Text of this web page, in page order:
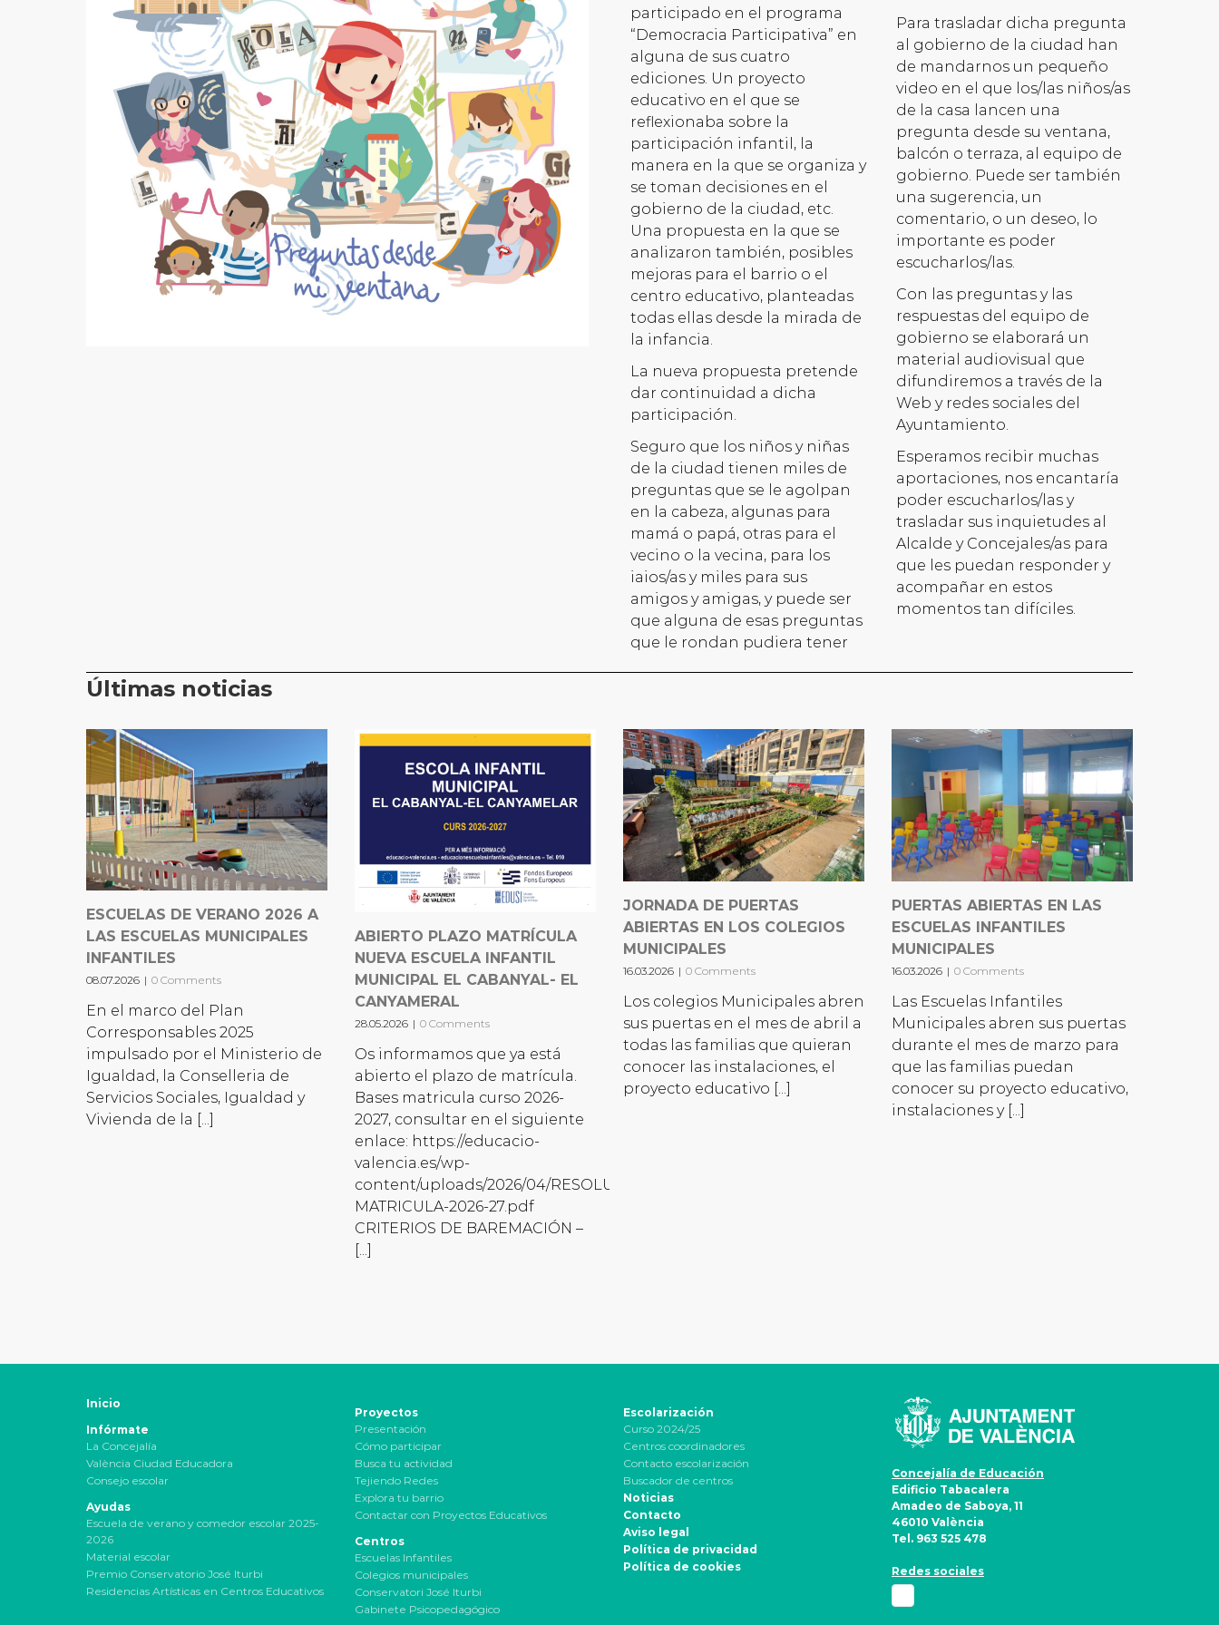
participado en el programa
“Democracia Participativa” en
alguna de sus cuatro
ediciones. Un proyecto
educativo en el que se
reflexionaba sobre la
participación infantil, la
manera en la que se organiza y
se toman decisiones en el
gobierno de la ciudad, etc.
Una propuesta en la que se
analizaron también, posibles
mejoras para el barrio o el
centro educativo, planteadas
todas ellas desde la mirada de
la infancia.
La nueva propuesta pretende
dar continuidad a dicha
participación.
Seguro que los niños y niñas
de la ciudad tienen miles de
preguntas que se le agolpan
en la cabeza, algunas para
mamá o papá, otras para el
vecino o la vecina, para los
iaios/as y miles para sus
amigos y amigas, y puede ser
que alguna de esas preguntas
que le rondan pudiera tener
Para trasladar dicha pregunta
al gobierno de la ciudad han
de mandarnos un pequeño
video en el que los/las niños/as
de la casa lancen una
pregunta desde su ventana,
balcón o terraza, al equipo de
gobierno. Puede ser también
una sugerencia, un
comentario, o un deseo, lo
importante es poder
escucharlos/las.
Con las preguntas y las
respuestas del equipo de
gobierno se elaborará un
material audiovisual que
difundiremos a través de la
Web y redes sociales del
Ayuntamiento.
Esperamos recibir muchas
aportaciones, nos encantaría
poder escucharlos/las y
trasladar sus inquietudes al
Alcalde y Concejales/as para
que les puedan responder y
acompañar en estos
momentos tan difíciles.
Últimas noticias
ESCUELAS DE VERANO 2026 A
LAS ESCUELAS MUNICIPALES
INFANTILES
08.07.2026 | 0 Comments
En el marco del Plan
Corresponsables 2025
impulsado por el Ministerio de
Igualdad, la Conselleria de
Servicios Sociales, Igualdad y
Vivienda de la [...]
ABIERTO PLAZO MATRÍCULA
NUEVA ESCUELA INFANTIL
MUNICIPAL EL CABANYAL- EL
CANYAMERAL
28.05.2026 | 0 Comments
Os informamos que ya está
abierto el plazo de matrícula.
Bases matricula curso 2026-
2027, consultar en el siguiente
enlace: https://educacio-
valencia.es/wp-
content/uploads/2026/04/RESOLUCION-
MATRICULA-2026-27.pdf
CRITERIOS DE BAREMACIÓN –
[...]
JORNADA DE PUERTAS
ABIERTAS EN LOS COLEGIOS
MUNICIPALES
16.03.2026 | 0 Comments
Los colegios Municipales abren
sus puertas en el mes de abril a
todas las familias que quieran
conocer las instalaciones, el
proyecto educativo [...]
PUERTAS ABIERTAS EN LAS
ESCUELAS INFANTILES
MUNICIPALES
16.03.2026 | 0 Comments
Las Escuelas Infantiles
Municipales abren sus puertas
durante el mes de marzo para
que las familias puedan
conocer su proyecto educativo,
instalaciones y [...]
Inicio
Infórmate
La Concejalía
València Ciudad Educadora
Consejo escolar
Ayudas
Escuela de verano y comedor escolar 2025-
2026
Material escolar
Premio Conservatorio José Iturbi
Residencias Artísticas en Centros Educativos
Proyectos
Presentación
Cómo participar
Busca tu actividad
Tejiendo Redes
Explora tu barrio
Contactar con Proyectos Educativos
Centros
Escuelas Infantiles
Colegios municipales
Conservatori José Iturbi
Gabinete Psicopedagógico
Escolarización
Curso 2024/25
Centros coordinadores
Contacto escolarización
Buscador de centros
Noticias
Contacto
Aviso legal
Política de privacidad
Política de cookies
Concejalía de Educación
Edificio Tabacalera
Amadeo de Saboya, 11
46010 València
Tel. 963 525 478
Redes sociales